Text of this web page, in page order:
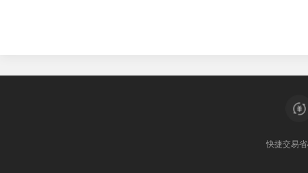
快捷交易